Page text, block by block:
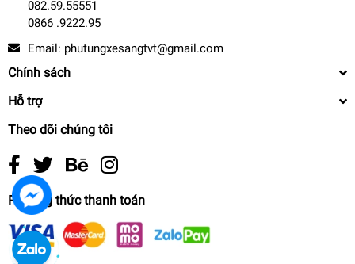
082.59.55551
0866 .9222.95
Email: phutungxesangtvt@gmail.com
Chính sách
Hỗ trợ
Theo dõi chúng tôi
Phương thức thanh toán